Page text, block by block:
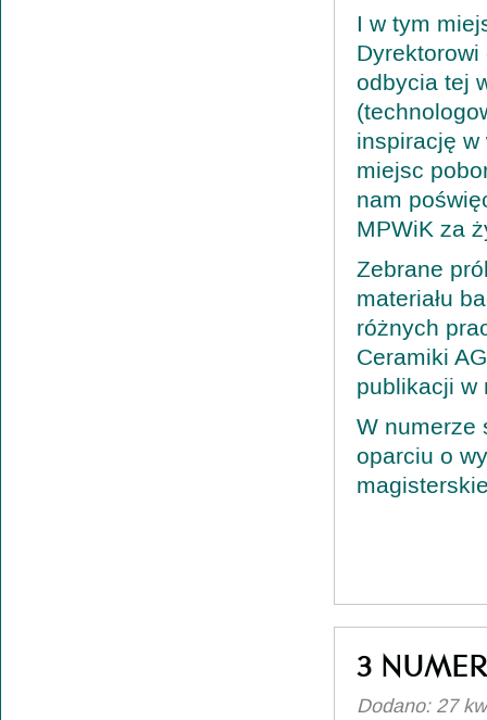
I w tym
odbycia tej
inspirację
miejsc
nam
MPWiK za
Zebrane
materiału
różnych
Ceramiki
publikacji w
W numerze
oparciu o
3
Dodano: 27